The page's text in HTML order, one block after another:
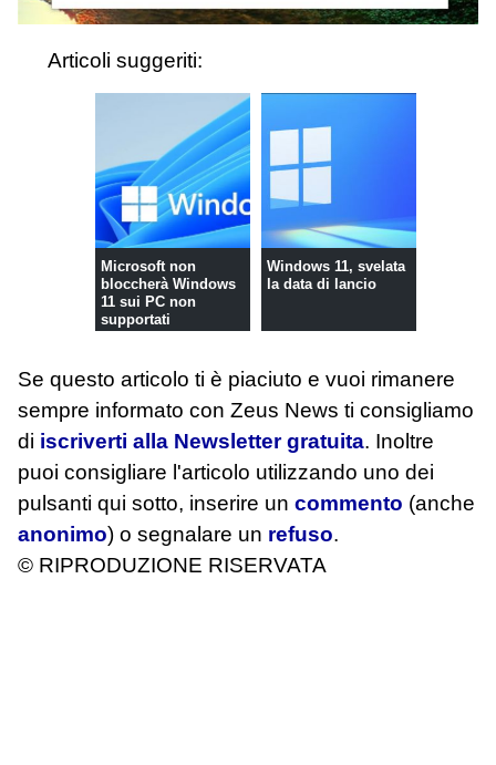
Articoli suggeriti:
Microsoft non
bloccherà Windows
11 sui PC non
supportati
Windows 11, svelata
la data di lancio
Se questo articolo ti è piaciuto e vuoi rimanere
sempre informato con Zeus News ti consigliamo
di iscriverti alla Newsletter gratuita. Inoltre
puoi consigliare l'articolo utilizzando uno dei
pulsanti qui sotto, inserire un commento (anche
anonimo) o segnalare un refuso.
© RIPRODUZIONE RISERVATA